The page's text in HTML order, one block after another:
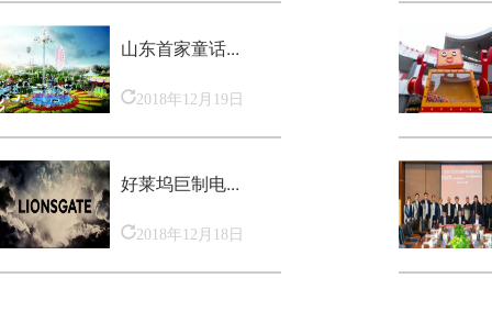
山东首家童话...
2018年12月19日
好莱坞巨制电...
2018年12月18日